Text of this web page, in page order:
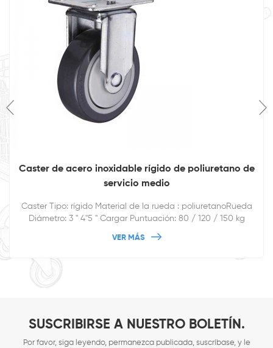
Caster de acero inoxidable rígido de poliuretano de
servicio medio
Caster Tipo: rígido Material de la rueda : poliuretanoRueda
Diámetro: 3 '' 4''5 '' Cargar Puntuación: 80 / 120 / 150 kg
VER MÁS
SUSCRIBIRSE A NUESTRO BOLETÍN.
Por favor, siga leyendo, permanezca publicada, suscríbase, y le